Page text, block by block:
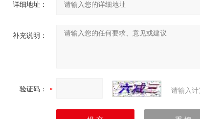
详细地址：
补充说明：
验证码： 请输入